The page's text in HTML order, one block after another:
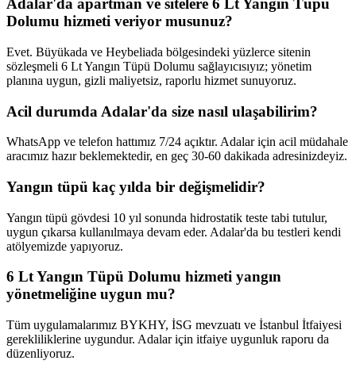
Adalar'da apartman ve sitelere 6 Lt Yangın Tüpü
Dolumu hizmeti veriyor musunuz?
Evet. Büyükada ve Heybeliada bölgesindeki yüzlerce sitenin
sözleşmeli 6 Lt Yangın Tüpü Dolumu sağlayıcısıyız; yönetim
planına uygun, gizli maliyetsiz, raporlu hizmet sunuyoruz.
Acil durumda Adalar'da size nasıl ulaşabilirim?
WhatsApp ve telefon hattımız 7/24 açıktır. Adalar için acil müdahale
aracımız hazır beklemektedir, en geç 30-60 dakikada adresinizdeyiz.
Yangın tüpü kaç yılda bir değişmelidir?
Yangın tüpü gövdesi 10 yıl sonunda hidrostatik teste tabi tutulur,
uygun çıkarsa kullanılmaya devam eder. Adalar'da bu testleri kendi
atölyemizde yapıyoruz.
6 Lt Yangın Tüpü Dolumu hizmeti yangın
yönetmeliğine uygun mu?
Tüm uygulamalarımız BYKHY, İSG mevzuatı ve İstanbul İtfaiyesi
gerekliliklerine uygundur. Adalar için itfaiye uygunluk raporu da
düzenliyoruz.